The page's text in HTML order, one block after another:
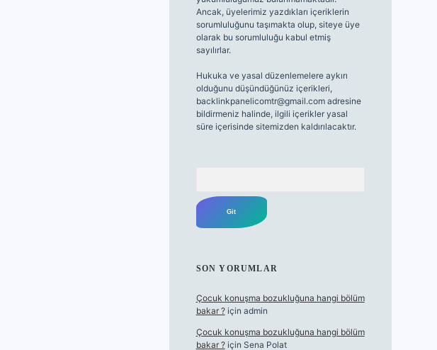
Ancak, üyelerimiz yazdıkları içeriklerin
sorumluluğunu taşımakta olup, siteye üye
olarak bu sorumluluğu kabul etmiş
sayılırlar.
Hukuka ve yasal düzenlemelere aykırı
olduğunu düşündüğünüz içerikleri,
backlinkpanelicomtr@gmail.comadresine
bildirmeniz halinde, ilgili içerikler yasal
süre içerisinde sitemizden kaldırılacaktır.
SON YORUMLAR
Çocuk konuşma bozukluğuna hangi bölüm
bakar ?için admin
Çocuk konuşma bozukluğuna hangi bölüm
bakar ?için Sena Polat